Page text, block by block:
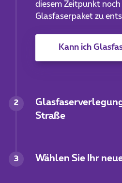
diesem Zeitpunkt
Glasfaserpaket zu
Kann ich
2
Straße
3 Wählen Sie Ihr